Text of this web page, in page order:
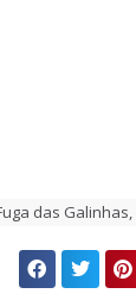
das Galinhas,